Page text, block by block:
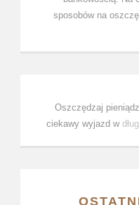
sposobów na
Oszczędzaj
ciekawy wyjazd w